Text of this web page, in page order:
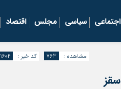
اجتماعی سیاسی مجلس اقتصاد
کد خبر : 1604 مشاهده : 763